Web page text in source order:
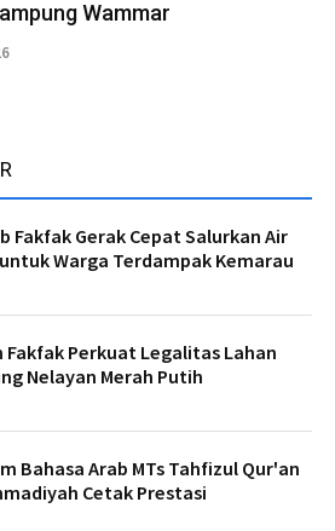
Wammar
Fakfak Gerak Cepat Salurkan Air
Warga Terdampak Kemarau
Fakfak Perkuat Legalitas Lahan
Nelayan Merah Putih
Bahasa Arab MTs Tahfizul Qur'an
Cetak Prestasi